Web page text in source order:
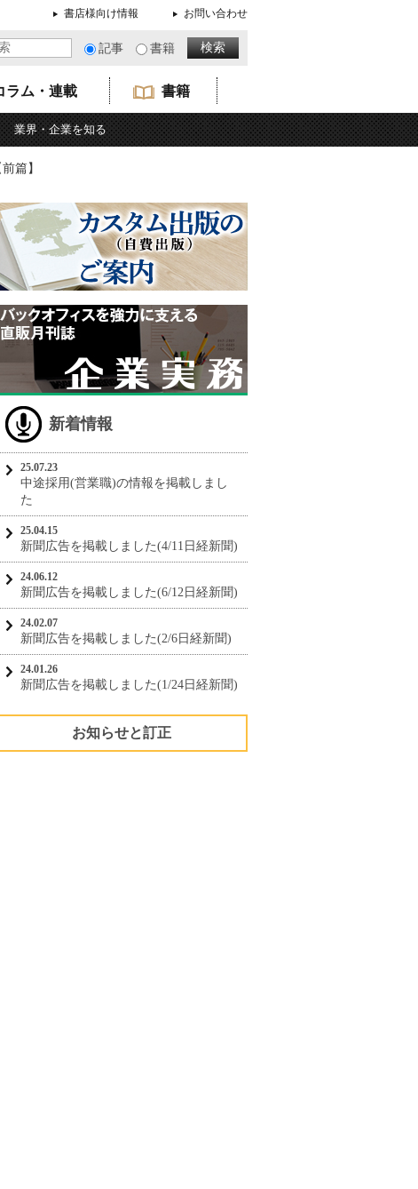
書店様向け情報 お問い合わせ
記事 書籍
業界・企業を知る
ラム・連載 書籍
篇】
新着情報
25.07.23
中途採用(営業職)の情報を掲載しまし
た
25.04.15
新聞広告を掲載しました(4/11日経新聞)
24.06.12
新聞広告を掲載しました(6/12日経新聞)
24.02.07
新聞広告を掲載しました(2/6日経新聞)
24.01.26
新聞広告を掲載しました(1/24日経新聞)
お知らせと訂正